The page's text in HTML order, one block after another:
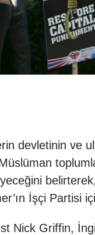
devletinin ve
İşçi Partisi
Nick Griffin,